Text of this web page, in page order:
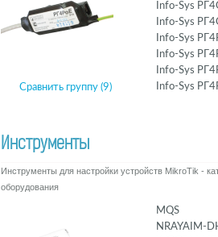
Сравнить группу (9)
Info-Sys
Info-Sys
Info-Sys
Info-Sys
Info-Sys
Info-Sys
Инструменты
Инструменты для настройки устройств MikroTik -
оборудования
MQS
NRAYAIM-